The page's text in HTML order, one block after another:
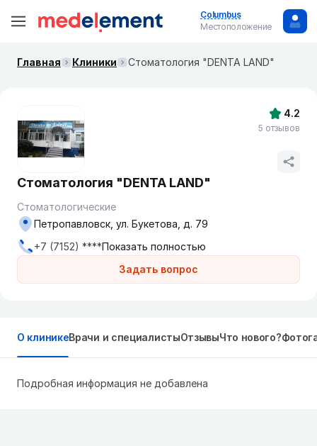
Columbus
Местоположение
Главная Клиники Стоматология "DENTA LAND"
Стоматология "DENTA LAND"
Стоматологические
Задать вопрос
Петропавловск, ул. Букетова, д. 79
+7 (7152) ****Показать полностью
4.2
5 отзывов
О клиникеВрачи и специалистыОтзывыЧто нового?
Подробная информация не добавлена